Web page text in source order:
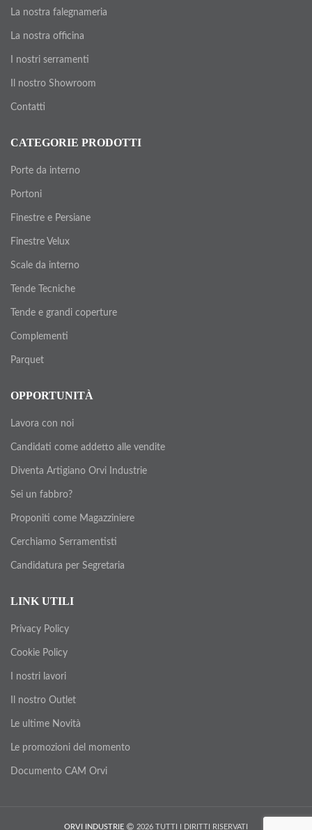
La nostra falegnameria
La nostra officina
I nostri serramenti
Il nostro Showroom
Contatti
CATEGORIE PRODOTTI
Porte da interno
Portoni
Finestre e Persiane
Finestre Velux
Scale da interno
Tende Tecniche
Tende e grandi coperture
Complementi
Parquet
OPPORTUNITÀ
Lavora con noi
Candidati come addetto alle vendite
Diventa Artigiano Orvi Industrie
Sei un fabbro?
Proponiti come Magazziniere
Cerchiamo Serramentisti
Candidatura per Segretaria
LINK UTILI
Privacy Policy
Cookie Policy
I nostri lavori
Il nostro Outlet
Le ultime Novità
Le promozioni del momento
Documento CAM Orvi
ORVI INDUSTRIE 2026 TUTTI I DIRITTI RISERVATI